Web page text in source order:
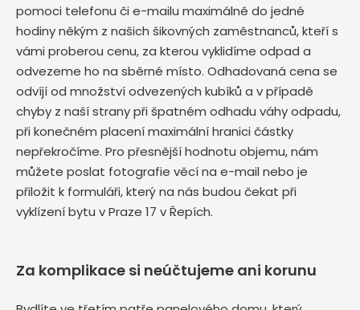
pomoci telefonu či e-mailu maximálně do jedné
hodiny někým z našich šikovných zaměstnanců, kteří s
vámi proberou cenu, za kterou vyklidíme odpad a
odvezeme ho na sběrné místo. Odhadovaná cena se
odvíjí od množství odvezených kubíků a v případě
chyby z naší strany při špatném odhadu váhy odpadu,
při konečném placení maximální hranici částky
nepřekročíme. Pro přesnější hodnotu objemu, nám
můžete poslat fotografie věcí na e-mail nebo je
přiložit k formuláři, který na nás budou čekat při
vyklízení bytu v Praze 17 v Řepích.
Za komplikace si neúčtujeme ani korunu